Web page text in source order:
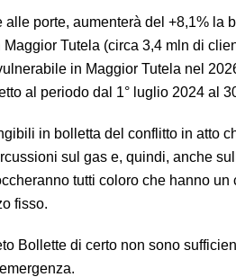
alle porte, aumenterà del +8,1% la
Tutela (circa 3,4 mln di
in Maggior Tutela nel
al periodo dal 1° luglio 2024 al
in bolletta del conflitto in atto
sul gas e, quindi, anche
tutti coloro che hanno un
fisso.
Bollette di certo non sono